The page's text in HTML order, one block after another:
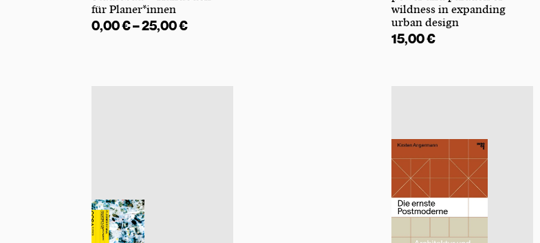
für Planer*innen
0,00€–25,00€Preisspanne: 0,00 € bis 25,00 €
wildness in expanding
urban design
15,00€